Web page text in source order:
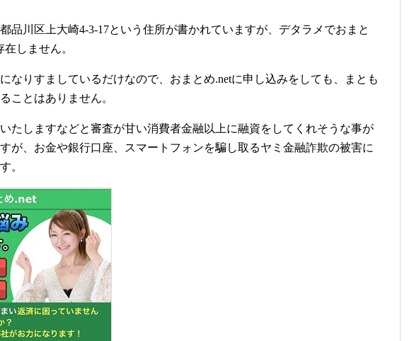
品川区上大崎4-3-17という住所が書かれていますが、デタラメでおまと
しません。
なりすましているだけなので、おまとめ.netに申し込みをしても、まとも
ことはありません。
たしますなどと審査が甘い消費者金融以上に融資をしてくれそうな事が
が、お金や銀行口座、スマートフォンを騙し取るヤミ金融詐欺の被害に
。